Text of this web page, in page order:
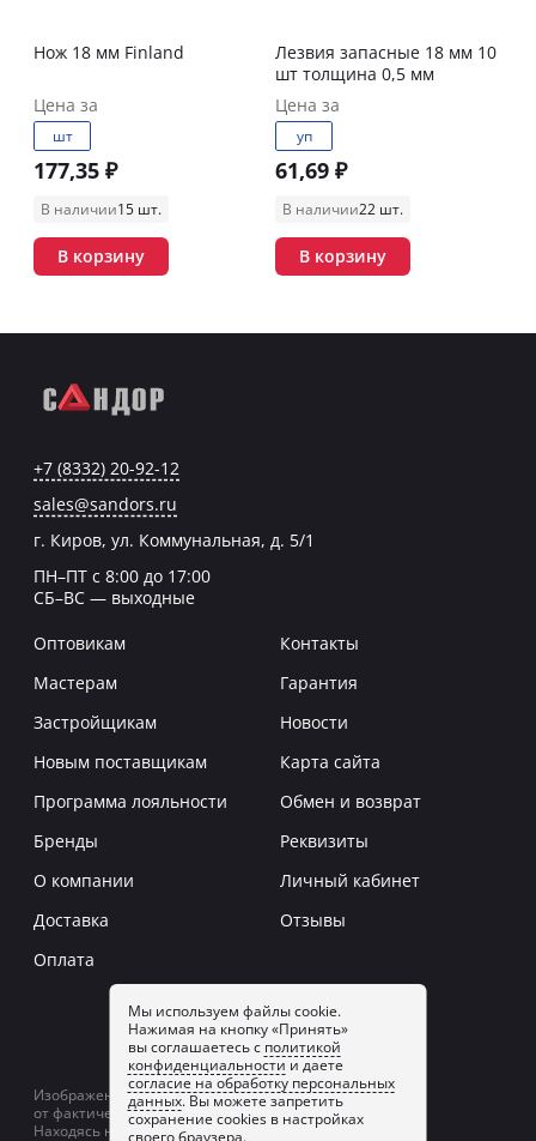
Нож 18 мм Finland
Цена за
шт
177,35 ₽
В наличии15 шт.
В корзину
Лезвия запасные 18 мм 10
шт толщина 0,5 мм
Цена за
уп
61,69 ₽
В наличии22 шт.
В корзину
Мы используем файлы cookie.
Нажимая на кнопку «Принять»
вы соглашаетесь с политикой
конфиденциальности и даете
согласие на обработку персональных
данных. Вы можете запретить
сохранение cookies в настройках
своего браузера.
+7 (8332) 20-92-12
sales@sandors.ru
г. Киров, ул. Коммунальная, д. 5/1
ПН–ПТ с 8:00 до 17:00
СБ–ВС — выходные
Оптовикам
Мастерам
Застройщикам
Новым поставщикам
Программа лояльности
Бренды
О компании
Доставка
Оплата
Контакты
Гарантия
Новости
Карта сайта
Обмен и возврат
Реквизиты
Личный кабинет
Отзывы
Заказать звонок
Изображение товаров на сайте может отличаться
от фактического изображения.
Находясь на сайте, вы принимаетеполитику